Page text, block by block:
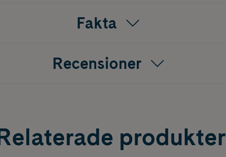
Fakta
Recensioner
produkter